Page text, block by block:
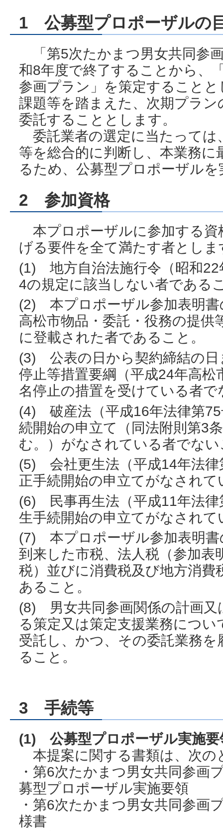
1 公募型プロポーザルの
「第5次たかまつ男女共同参
和8年度で終了することから、
参画プラン」を策定すること
課題等を踏まえた、次期プラ
委託することとします。
委託業者の選定に当たっては
等を総合的に判断し、本業務
るため、公募型プロポーザル
2 参加資格
本プロポーザルに参加する資
げる要件を全て満たす者としま
(1) 地方自治法施行令（昭和22
4の規定に該当しない者である
(2) 本プロポーザル参加表明書
高松市物品・委託・役務の提供
に登載された者であること。
(3) 公表の日から契約締結の日
停止等措置要綱（平成24年高
名停止の措置を受けている者で
(4) 破産法（平成16年法律第
続開始の申立て（同法附則第3
む。）がなされている者でな
(5) 会社更生法（平成14年法律
正手続開始の申立てがなされ
(6) 民事再生法（平成11年法律
生手続開始の申立てがなされ
(7) 本プロポーザル参加表明書
到来した市税、法人税（参加表
税）並びに消費税及び地方消
あること。
(8) 男女共同参画関係の計画又
る策定又は策定支援業務につ
受託し、かつ、その委託業務
ること。
3 手続等
(1) 公募型プロポーザル実施要
本提案に関する書類は、次の
・第6次たかまつ男女共同参画
募型プロポーザル実施要領
・第6次たかまつ男女共同参画
様書